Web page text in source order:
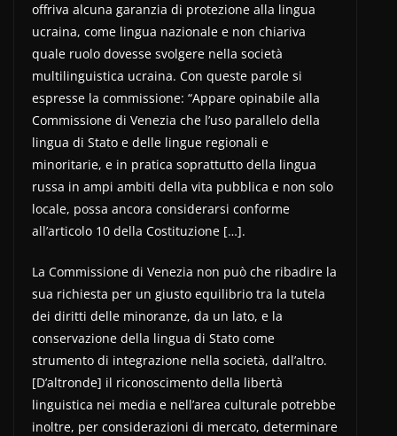
offriva alcuna garanzia di protezione alla lingua
ucraina, come lingua nazionale e non chiariva
quale ruolo dovesse svolgere nella società
multilinguistica ucraina. Con queste parole si
espresse la commissione: “Appare opinabile alla
Commissione di Venezia che l’uso parallelo della
lingua di Stato e delle lingue regionali e
minoritarie, e in pratica soprattutto della lingua
russa in ampi ambiti della vita pubblica e non solo
locale, possa ancora considerarsi conforme
all’articolo 10 della Costituzione […].
La Commissione di Venezia non può che ribadire la
sua richiesta per un giusto equilibrio tra la tutela
dei diritti delle minoranze, da un lato, e la
conservazione della lingua di Stato come
strumento di integrazione nella società, dall’altro.
[D’altronde] il riconoscimento della libertà
linguistica nei media e nell’area culturale potrebbe
inoltre, per considerazioni di mercato, determinare